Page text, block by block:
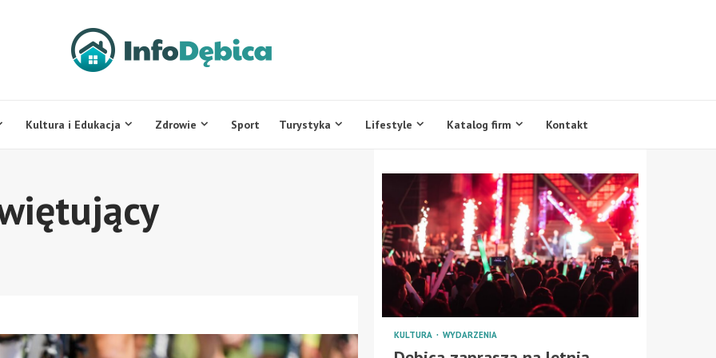
Kultura i Edukacja Zdrowie Sport Turystyka Lifestyle Katalog firm Kontakt
KULTURA WYDARZENIA